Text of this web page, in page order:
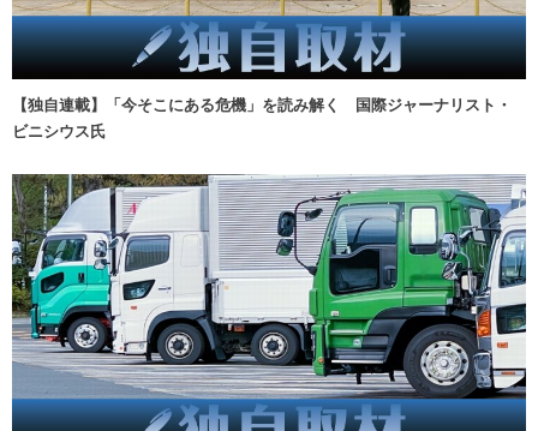
【独自連載】「今そこにある危機」を読み解く 国際ジャーナリスト・
ビニシウス氏